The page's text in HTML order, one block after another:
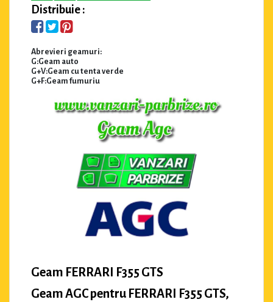
Distribuie :
Abrevieri geamuri:
G:Geam auto
G+V:Geam cu tenta verde
G+F:Geam fumuriu
Geam FERRARI F355 GTS
Geam AGC pentru FERRARI F355 GTS,